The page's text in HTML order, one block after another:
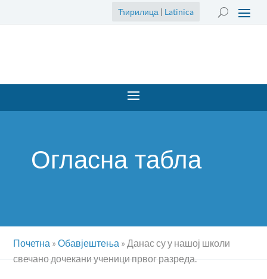
Ћирилица | Latinica
Огласна табла
Почетна »Обавјештења »Данас су у нашој школи
свечано дочекани ученици првог разреда.